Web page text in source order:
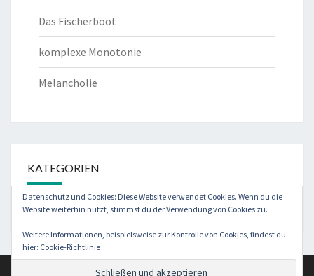
Das Fischerboot
komplexe Monotonie
Melancholie
KATEGORIEN
Kategorien
Stolz präsentiert vonWordPress
Datenschutz und Cookies: Diese Website verwendet Cookies. Wenn du die
Website weiterhin nutzt, stimmst du der Verwendung von Cookies zu.
Weitere Informationen, beispielsweise zur Kontrolle von Cookies, findest du
hier: Cookie-Richtlinie